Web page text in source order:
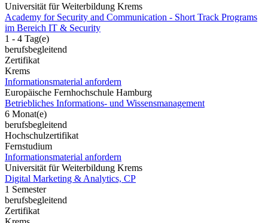
Universität für Weiterbildung Krems
Academy for Security and Communication - Short Track Programs
im Bereich IT & Security
1 - 4 Tag(e)
berufsbegleitend
Zertifikat
Krems
Informationsmaterial anfordern
Europäische Fernhochschule Hamburg
Betriebliches Informations- und Wissensmanagement
6 Monat(e)
berufsbegleitend
Hochschulzertifikat
Fernstudium
Informationsmaterial anfordern
Universität für Weiterbildung Krems
Digital Marketing & Analytics, CP
1 Semester
berufsbegleitend
Zertifikat